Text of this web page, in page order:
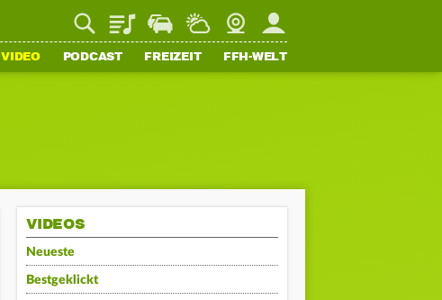
PlaylistStaupilotWetterWebcamMein FFH
VIDEO PODCAST FREIZEIT FFH-WELT
VIDEOS
Neueste
Bestgeklickt